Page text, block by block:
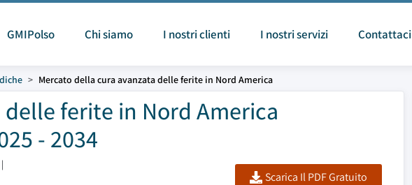
GMIPolso Chi siamo I nostri clienti I nostri servizi Contattaci
Mercato della cura avanzata delle ferite in Nord America
ferite in Nord America
- 2034
|
Scarica Il PDF Gratuito